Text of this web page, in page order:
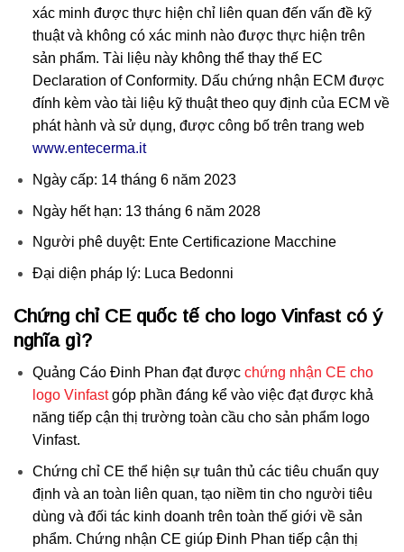
xác minh được thực hiện chỉ liên quan đến vấn đề kỹ
thuật và không có xác minh nào được thực hiện trên
sản phẩm. Tài liệu này không thể thay thế EC
Declaration of Conformity. Dấu chứng nhận ECM được
đính kèm vào tài liệu kỹ thuật theo quy định của ECM về
phát hành và sử dụng, được công bố trên trang web
www.entecerma.it
Ngày cấp: 14 tháng 6 năm 2023
Ngày hết hạn: 13 tháng 6 năm 2028
Người phê duyệt: Ente Certificazione Macchine
Đại diện pháp lý: Luca Bedonni
Chứng chỉ CE quốc tế cho logo Vinfast có ý
nghĩa gì?
Quảng Cáo Đinh Phan đạt được chứng nhận CE cho
logo Vinfastgóp phần đáng kể vào việc đạt được khả
năng tiếp cận thị trường toàn cầu cho sản phẩm logo
Vinfast.
Chứng chỉ CE thể hiện sự tuân thủ các tiêu chuẩn quy
định và an toàn liên quan, tạo niềm tin cho người tiêu
dùng và đối tác kinh doanh trên toàn thế giới về sản
phẩm. Chứng nhận CE giúp Đinh Phan tiếp cận thị